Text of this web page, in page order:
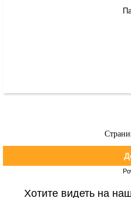
Хотите видеть на